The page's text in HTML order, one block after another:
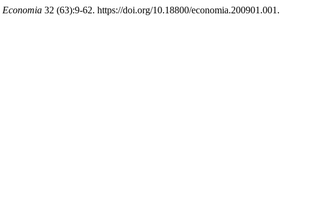
Economia 32 (63):9-62. https://doi.org/10.18800/economia.200901.001.